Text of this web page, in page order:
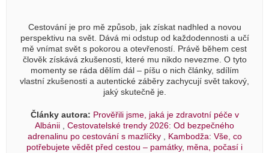
Cestování je pro mě způsob, jak získat nadhled a novou
perspektivu na svět. Dává mi odstup od každodennosti a učí
mě vnímat svět s pokorou a otevřeností. Právě během cest
člověk získává zkušenosti, které mu nikdo nevezme. O tyto
momenty se ráda dělím dál – píšu o nich články, sdílím
vlastní zkušenosti a autentické záběry zachycují svět takový,
jaký skutečně je.
Články autora: Prověřili jsme, jaká je zdravotní péče v
Albánii
Cestovatelské trendy 2026: Od bezpečného
adrenalinu po cestování s mazlíčky
Kambodža: Vše, co
potřebujete vědět před cestou – památky, měna, počasí i